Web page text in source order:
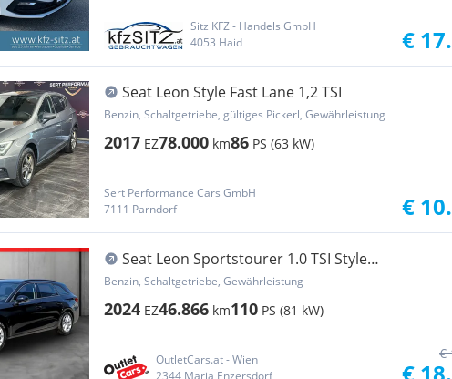
Sitz KFZ - Handels GmbH
4053 Haid
€
Seat Leon Style Fast Lane 1,2 TSI
Benzin, Schaltgetriebe, gültiges Pickerl, Gewährleistung
2017 EZ78.000 km86 PS (63 kW)
Sert Performance Cars GmbH
7111 Parndorf
€
Seat Leon Sportstourer 1.0 TSI Style
ASSIST+LED+LM
Benzin, Schaltgetriebe, Gewährleistung
2024 EZ46.866 km110 PS (81 kW)
OutletCars.at - Wien
2344 Maria Enzersdorf
€